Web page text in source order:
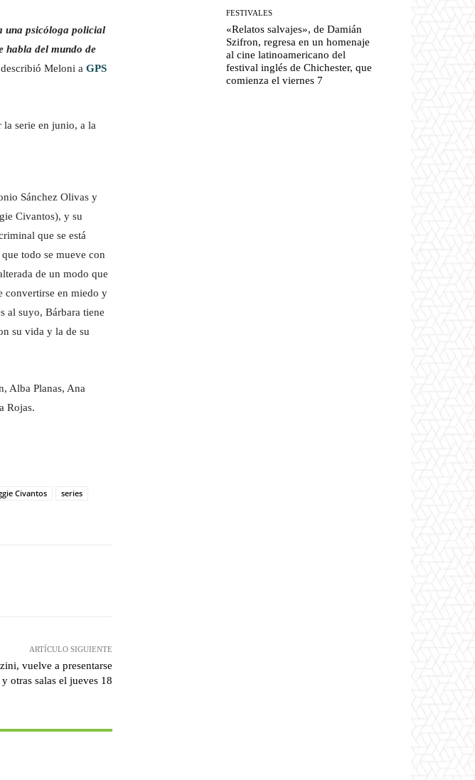
una psicóloga policial
habla del mundo de
describió Meloni a GPS
la serie en junio, a la
Sánchez Olivas y
Civantos), y su
que se está
todo se mueve con
de un modo que
convertirse en miedo y
al suyo, Bárbara tiene
su vida y la de su
Alba Planas, Ana
Rojas.
Civantos
series
ARTÍCULO SIGUIENTE
vuelve a presentarse
otras salas el jueves 18
FESTIVALES
«Relatos salvajes», de Damián
Szifron, regresa en un homenaje
al cine latinoamericano del
festival inglés de Chichester, que
comienza el viernes 7